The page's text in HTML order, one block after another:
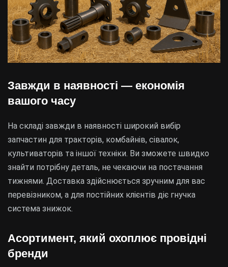
Завжди в наявності — економія
вашого часу
На складі завжди в наявності широкий вибір
запчастин для тракторів, комбайнів, сівалок,
культиваторів та іншої техніки. Ви зможете швидко
знайти потрібну деталь, не чекаючи на постачання
тижнями. Доставка здійснюється зручним для вас
перевізником, а для постійних клієнтів діє гнучка
система знижок.
Асортимент, який охоплює провідні
бренди